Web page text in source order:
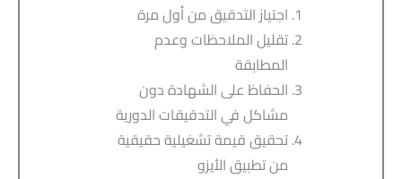
اجتياز التدقيق من أول مرة
تقليل الملاحظات وعدم
المطابقة
الحفاظ على الشهادة دون
مشاكل في التدقيقات الدورية
تحقيق قيمة تشغيلية حقيقية
من تطبيق الأيزو